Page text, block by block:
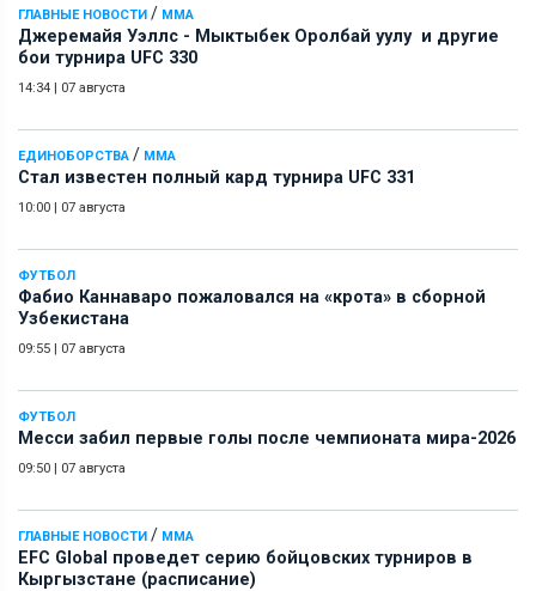
ГЛАВНЫЕ НОВОСТИ / ММА
Джеремайя Уэллс - Мыктыбек Оролбай уулу и другие
бои турнира UFC 330
14:34 | 07 августа
ЕДИНОБОРСТВА / ММА
Стал известен полный кард турнира UFC 331
10:00 | 07 августа
ФУТБОЛ
Фабио Каннаваро пожаловался на «крота» в сборной
Узбекистана
09:55 | 07 августа
ФУТБОЛ
Месси забил первые голы после чемпионата мира-2026
09:50 | 07 августа
ГЛАВНЫЕ НОВОСТИ / ММА
EFC Global проведет серию бойцовских турниров в
Кыргызстане (расписание)